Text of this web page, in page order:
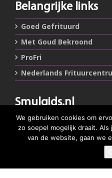
GEEF JE
Belangrijke links
Goed Gefrituurd
Met Goud Bekroond
ProFri
Nederlands
Smulgids.nl
Nederlands
Blaarthemseweg 72
5502 JW Veldhoven
We gebruiken cookies om
zo soepel mogelijk draait.
van de website, gaan we